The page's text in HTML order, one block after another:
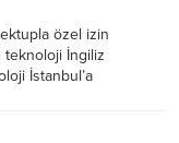
özel izin
teknoloji İngiliz
İstanbul’a
İstanbul’a...